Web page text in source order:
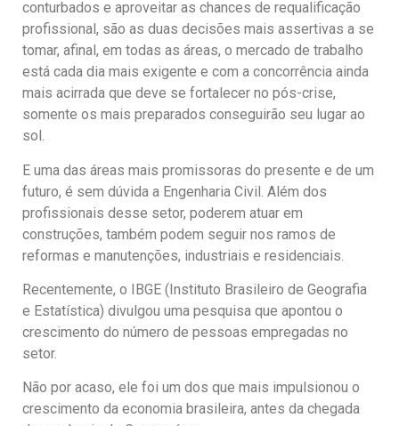
conturbados e aproveitar as chances de requalificação
profissional, são as duas decisões mais assertivas a se
tomar, afinal, em todas as áreas, o mercado de trabalho
está cada dia mais exigente e com a concorrência ainda
mais acirrada que deve se fortalecer no pós-crise,
somente os mais preparados conseguirão seu lugar ao
sol.
E uma das áreas mais promissoras do presente e de um
futuro, é sem dúvida a Engenharia Civil. Além dos
profissionais desse setor, poderem atuar em
construções, também podem seguir nos ramos de
reformas e manutenções, industriais e residenciais.
Recentemente, o IBGE (Instituto Brasileiro de Geografia
e Estatística) divulgou uma pesquisa que apontou o
crescimento do número de pessoas empregadas no
setor.
Não por acaso, ele foi um dos que mais impulsionou o
crescimento da economia brasileira, antes da chegada